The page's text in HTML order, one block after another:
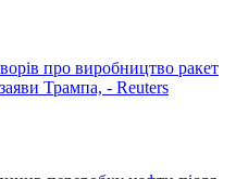
про виробництво ракет
Трампа, - Reuters